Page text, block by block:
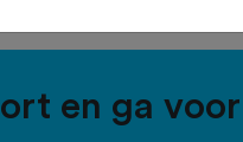
en ga